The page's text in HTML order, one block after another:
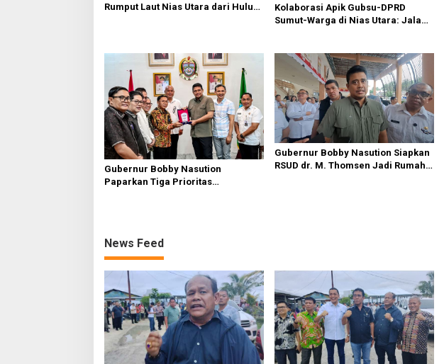
Rumput Laut Nias Utara dari Hulu
Kolaborasi Apik Gubsu-DPRD
Sumut-Warga di Nias Utara: Jalan
Gubernur Bobby Nasution
Paparkan Tiga Prioritas
Gubernur Bobby Nasution Siapkan
RSUD dr. M. Thomsen Jadi Rumah
News Feed